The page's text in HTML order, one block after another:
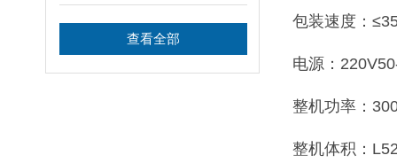
查看全部
包装速度：
电源：
整机功率：
整机体积：